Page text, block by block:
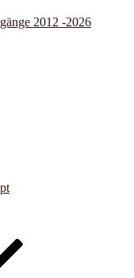
2012 -2026